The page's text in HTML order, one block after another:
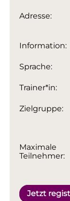
Adresse:
Information:
Sprache:
Trainer*in:
Zielgruppe:
Maximale
Teilnehmer:
Jetzt